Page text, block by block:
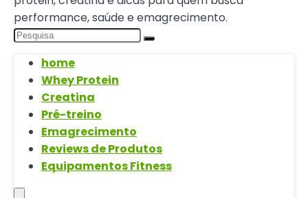
performance, saúde e emagrecimento.
home
Whey Protein
Creatina
Pré-treino
Emagrecimento
Reviews de Produtos
Equipamentos Fitness